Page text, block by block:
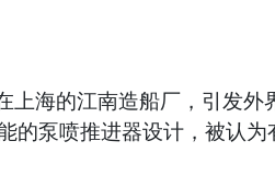
海的江南造船厂，引发外
泵喷推进器设计，被认